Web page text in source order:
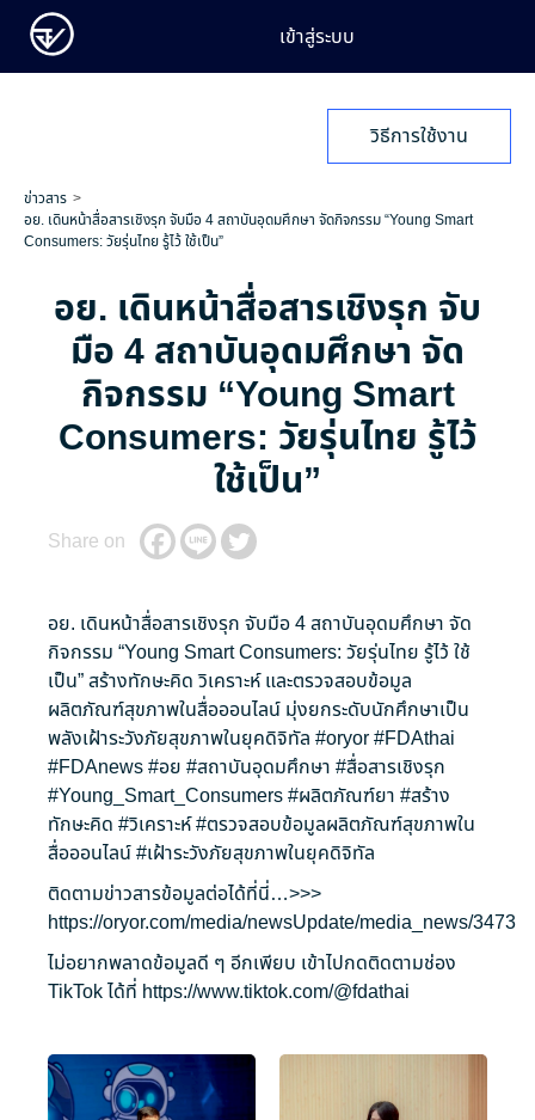
เข้าสู่ระบบ
วิธีการใช้งาน
ข่าวสาร
อย. เดินหน้าสื่อสารเชิงรุก จับมือ 4 สถาบันอุดมศึกษา จัดกิจกรรม “Young Smart
Consumers: วัยรุ่นไทย รู้ไว้ ใช้เป็น”
อย. เดินหน้าสื่อสารเชิงรุก จับ
มือ 4 สถาบันอุดมศึกษา จัด
กิจกรรม “Young Smart
Consumers: วัยรุ่นไทย รู้ไว้
ใช้เป็น”
Share on
อย. เดินหน้าสื่อสารเชิงรุก จับมือ 4 สถาบันอุดมศึกษา จัด
กิจกรรม “Young Smart Consumers: วัยรุ่นไทย รู้ไว้ ใช้
เป็น” สร้างทักษะคิด วิเคราะห์ และตรวจสอบข้อมูล
ผลิตภัณฑ์สุขภาพในสื่อออนไลน์ มุ่งยกระดับนักศึกษาเป็น
พลังเฝ้าระวังภัยสุขภาพในยุคดิจิทัล #oryor#FDAthai
#FDAnews#อย #สถาบันอุดมศึกษา #สื่อสารเชิงรุก
#Young_Smart_Consumers#ผลิตภัณฑ์ยา #สร้าง
ทักษะคิด #วิเคราะห์#ตรวจสอบข้อมูลผลิตภัณฑ์สุขภาพใน
สื่อออนไลน์#เฝ้าระวังภัยสุขภาพในยุคดิจิทัล
ติดตามข่าวสารข้อมูลต่อได้ที่นี่…>>>
https://oryor.com/media/newsUpdate/media_news/3473
ไม่อยากพลาดข้อมูลดี ๆ อีกเพียบ เข้าไปกดติดตามช่อง
TikTok ได้ที่ https://www.tiktok.com/@fdathai